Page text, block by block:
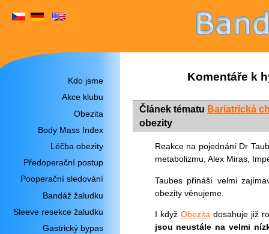
Komentáře k
Článek tématu Bariatrická
obezity
Reakce na pojednání Dr
metabolizmu, Alex Miras,
Taubes přináší velmi
obezity věnujeme.
I když Obezita dosahuje již
jsou neustále na velmi
Kdo jsme
Akce klubu
Obezita
Body Mass Index
Léčba obezity
Předoperační postup
Pooperační sledování
Bandáž žaludku
Sleeve resekce žaludku
Gastrický bypas